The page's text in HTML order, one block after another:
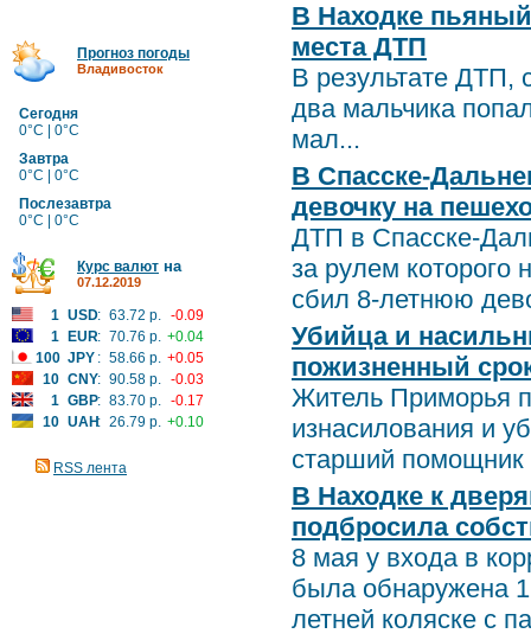
Прогноз погоды
Владивосток
Сегодня
0°C | 0°C
Завтра
0°C | 0°C
Послезавтра
0°C | 0°C
Курс валют на
07.12.2019
1 USD: 63.72 р. -0.09
1
EUR: 70.76 р. +0.04
100 JPY : 58.66 р. +0.05
10 CNY: 90.58 р. -0.03
1 GBP: 83.70 р. -0.17
10 UAH: 26.79 р. +0.10
RSS лента
В Находке
места ДТП
В результате ДТП,
два мальчика
мал...
В Спасске-
девочку на
ДТП в Спасске-
за рулем
сбил 8-летнюю
Убийца и
пожизненный
Житель Приморья
изнасилования и
старший помощник
В Находке к
подбросила
8 мая у входа в
была обнаружена
летней коляске с